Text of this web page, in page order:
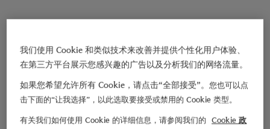
我们使用 Cookie 和类似技术来改善并提供个性化用户体验、
在第三方平台展示您感兴趣的广告以及分析我们的网络流量。
如果您希望允许所有 Cookie，请点击“全部接受”。您也可以点
击下面的“让我选择”，以此选取要接受或禁用的 Cookie 类型。
有关我们如何使用 Cookie 的详细信息，请参阅我们的
Cookie 政